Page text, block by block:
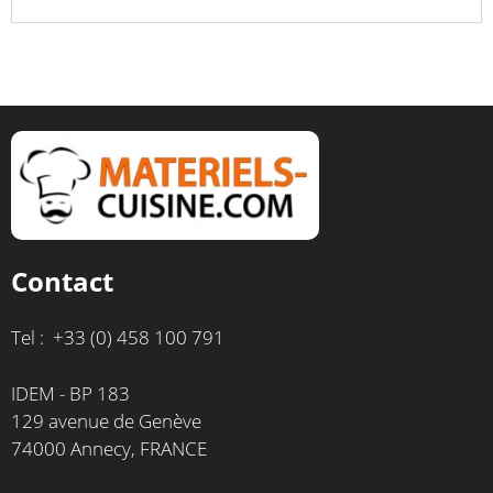
Contact
Tel : +33 (0) 458 100 791
IDEM - BP 183
129 avenue de Genève
74000 Annecy, FRANCE